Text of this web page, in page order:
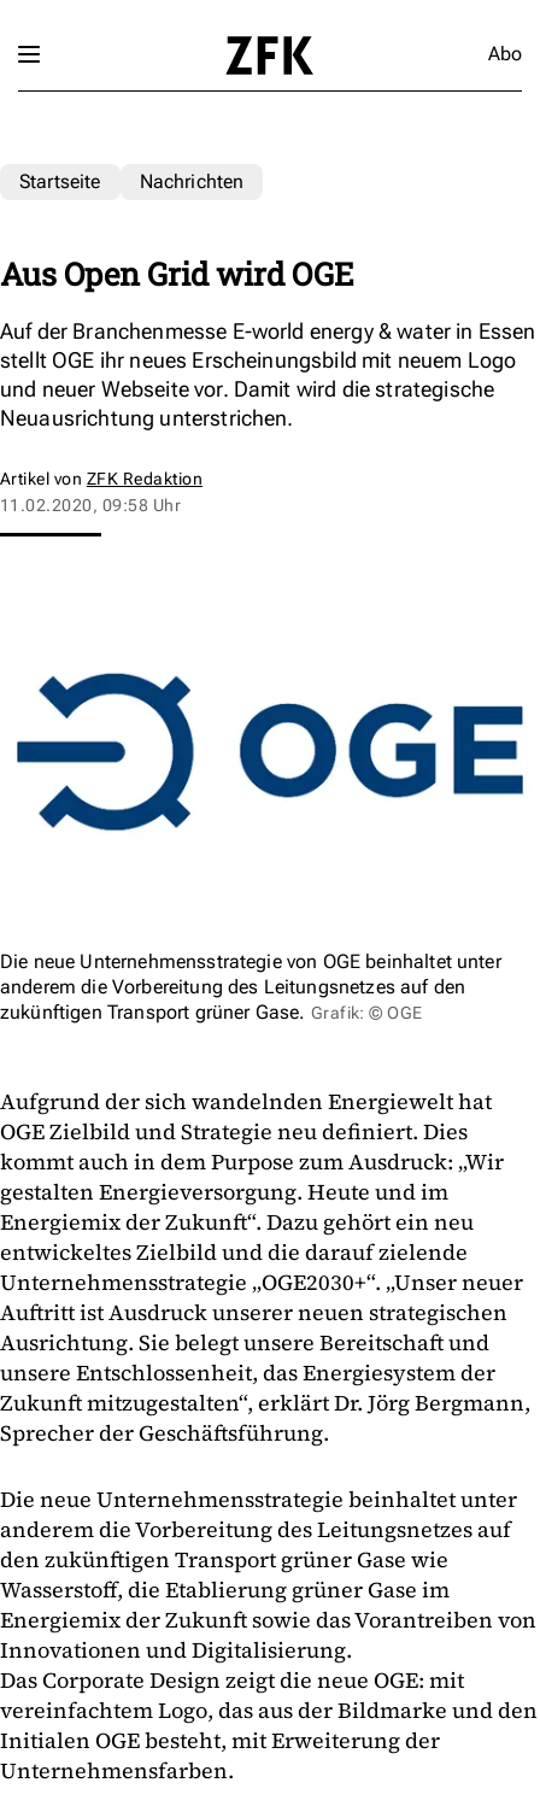
Abo
Startseite Nachrichten
Aus Open Grid wird OGE
Auf der Branchenmesse E-world energy & water in Essen
stellt OGE ihr neues Erscheinungsbild mit neuem Logo
und neuer Webseite vor. Damit wird die strategische
Neuausrichtung unterstrichen.
Artikel von ZFK Redaktion
11.02.2020, 09:58 Uhr
Die neue Unternehmensstrategie von OGE beinhaltet unter
anderem die Vorbereitung des Leitungsnetzes auf den
zukünftigen Transport grüner Gase. Grafik: © OGE
Aufgrund der sich wandelnden Energiewelt hat
OGE Zielbild und Strategie neu definiert. Dies
kommt auch in dem Purpose zum Ausdruck: „Wir
gestalten Energieversorgung. Heute und im
Energiemix der Zukunft“. Dazu gehört ein neu
entwickeltes Zielbild und die darauf zielende
Unternehmensstrategie „OGE2030+“. „Unser neuer
Auftritt ist Ausdruck unserer neuen strategischen
Ausrichtung. Sie belegt unsere Bereitschaft und
unsere Entschlossenheit, das Energiesystem der
Zukunft mitzugestalten“, erklärt Dr. Jörg Bergmann,
Sprecher der Geschäftsführung.
Die neue Unternehmensstrategie beinhaltet unter
anderem die Vorbereitung des Leitungsnetzes auf
den zukünftigen Transport grüner Gase wie
Wasserstoff, die Etablierung grüner Gase im
Energiemix der Zukunft sowie das Vorantreiben von
Innovationen und Digitalisierung.
Das Corporate Design zeigt die neue OGE: mit
vereinfachtem Logo, das aus der Bildmarke und den
Initialen OGE besteht, mit Erweiterung der
Unternehmensfarben.